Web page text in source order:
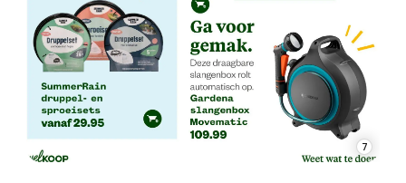
7